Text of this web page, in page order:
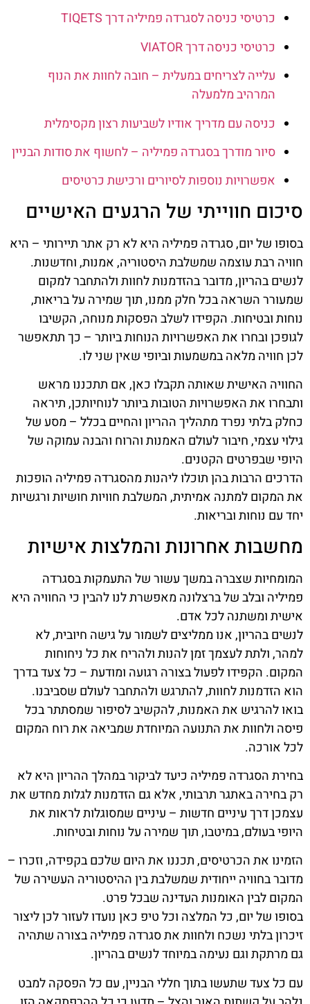
כרטיסי כניסה לסגרדה פמיליה דרך TIQETS
כרטיסי כניסה דרך VIATOR
עלייה לצריחים במעלית – חובה לחוות את הנוף
המרהיב מלמעלה
כניסה עם מדריך אודיו לשביעות רצון מקסימלית
סיור מודרך בסגרדה פמיליה – לחשוף את סודות הבניין
אפשרויות נוספות לסיורים ורכישת כרטיסים
סיכום חווייתי של הרגעים האישיים
בסופו של יום, סגרדה פמיליה היא לא רק אתר תיירותי – היא
חוויה רבת עוצמה שמשלבת היסטוריה, אמנות, וחדשנות.
לנשים בהריון, מדובר בהזדמנות לחוות ולהתחבר למקום
שמעורר השראה בכל חלק ממנו, תוך שמירה על בריאות,
נוחות ובטיחות. הקפידו לשלב הפסקות מנוחה, הקשיבו
לגופכן ובחרו את האפשרויות הנוחות ביותר – כך תתאפשר
לכן חוויה מלאה במשמעות וביופי שאין שני לו.
החוויה האישית שאותה תקבלו כאן, אם תתכננו מראש
ותבחרו את האפשרויות הטובות ביותר לנוחיותכן, תיראה
כחלק בלתי נפרד מתהליך ההריון והחיים בכלל – מסע של
גילוי עצמי, חיבור לעולם האמנות והרוח והבנה עמוקה של
היופי שבפרטים הקטנים.
הדרכים הרבות בהן תוכלו ליהנות מהסגרדה פמיליה הופכות
את המקום למתנה אמיתית, המשלבת חוויות חושיות ורגשיות
יחד עם נוחות ובריאות.
מחשבות אחרונות והמלצות אישיות
המומחיות שצברה במשך עשור של התעמקות בסגרדה
פמיליה ובלב של ברצלונה מאפשרת לנו להבין כי החוויה היא
אישית ומשתנה לכל אדם.
לנשים בהריון, אנו ממליצים לשמור על גישה חיובית, לא
למהר, ולתת לעצמך זמן להנות ולהריח את כל ניחוחות
המקום. הקפידו לפעול בצורה רגועה ומודעת – כל צעד בדרך
הוא הזדמנות לחוות, להתרגש ולהתחבר לעולם שסביבנו.
בואו להרגיש את האמנות, להקשיב לסיפור שמסתתר בכל
פיסה ולחוות את התנועה המיוחדת שמביאה את רוח המקום
לכל אורכה.
בחירת הסגרדה פמיליה כיעד לביקור במהלך ההריון היא לא
רק בחירה באתגר תרבותי, אלא גם הזדמנות לגלות מחדש את
עצמכן דרך עיניים חדשות – עיניים שמסוגלות לראות את
היופי בעולם, במיטבו, תוך שמירה על נוחות ובטיחות.
הזמינו את הכרטיסים, תכננו את היום שלכם בקפידה, וזכרו –
מדובר בחוויה ייחודית שמשלבת בין ההיסטוריה העשירה של
המקום לבין האומנות העדינה שבכל פרט.
בסופו של יום, כל המלצה וכל טיפ כאן נועדו לעזור לכן ליצור
זיכרון בלתי נשכח ולחוות את סגרדה פמיליה בצורה שתהיה
גם מרתקת וגם נעימה במיוחד לנשים בהריון.
עם כל צעד שתעשו בתוך חללי הבניין, עם כל הפסקה למבט